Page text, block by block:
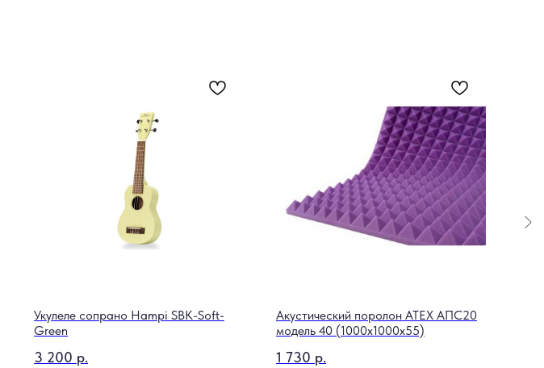
Укулеле сопрано Hampi SBK-Soft-
Green
3 200 р.
Акустический поролон ATEX АПС20
модель 40 (1000x1000x55)
1 730 р.